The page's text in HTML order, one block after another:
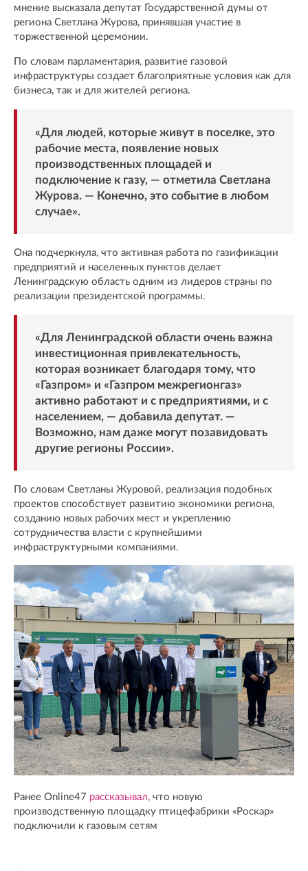
мнение высказала депутат Государственной думы от
региона Светлана Журова, принявшая участие в
торжественной церемонии.
По словам парламентария, развитие газовой
инфраструктуры создает благоприятные условия как для
бизнеса, так и для жителей региона.
«Для людей, которые живут в поселке, это
рабочие места, появление новых
производственных площадей и
подключение к газу, — отметила Светлана
Журова. — Конечно, это событие в любом
случае».
Она подчеркнула, что активная работа по газификации
предприятий и населенных пунктов делает
Ленинградскую область одним из лидеров страны по
реализации президентской программы.
«Для Ленинградской области очень важна
инвестиционная привлекательность,
которая возникает благодаря тому, что
«Газпром» и «Газпром межрегионгаз»
активно работают и с предприятиями, и с
населением, — добавила депутат. —
Возможно, нам даже могут позавидовать
другие регионы России».
По словам Светланы Журовой, реализация подобных
проектов способствует развитию экономики региона,
созданию новых рабочих мест и укреплению
сотрудничества власти с крупнейшими
инфраструктурными компаниями.
Ранее Online47 рассказывал, что новую
производственную площадку птицефабрики «Роскар»
подключили к газовым сетям